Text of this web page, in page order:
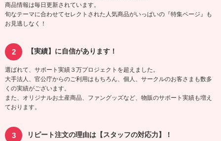
商品情報は毎日更新されています。
旬なテーマに合わせてセレクトされた人気商品がいっぱいの『特集ページ』も
お見逃しなく！
【実績】に自信があります！
選ばれて、サポート実績３万プロジェクトを超えました。
大手法人、官公庁からのご利用はもちろん、個人、サークルのお客さまも数多
くの実績がございます。
また、オリジナルお土産商品、ファングッズなど、物販のサポート実績も増え
ております。
リピート注文の理由は【スタッフの対応力】！